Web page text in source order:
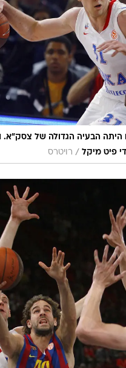
היתה הבעיה הגדולה של צסק"א.
פיט מיקל / רויטרס